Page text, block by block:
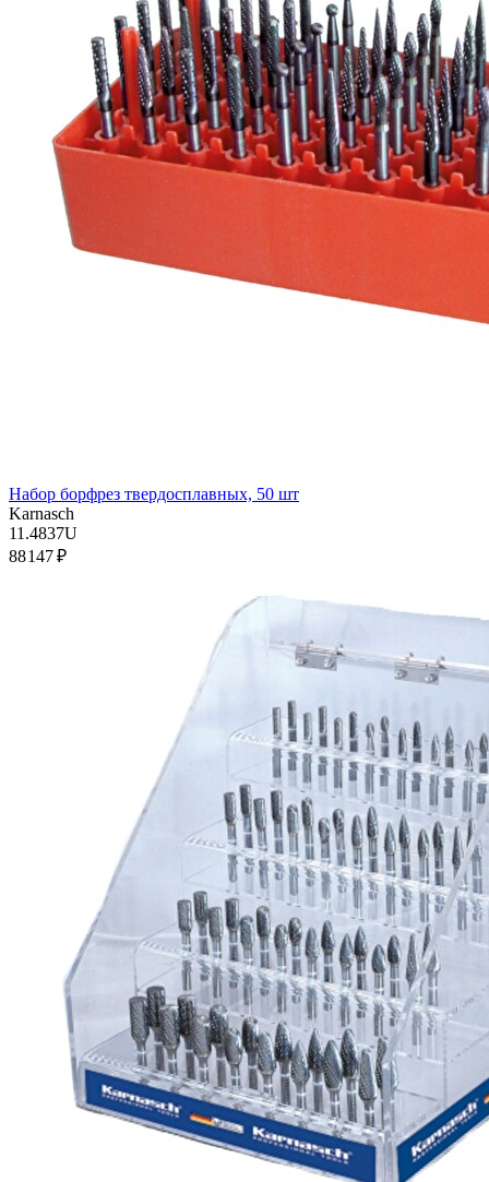
Набор борфрез твердосплавных, 50 шт
Karnasch
11.4837U
88 147 ₽